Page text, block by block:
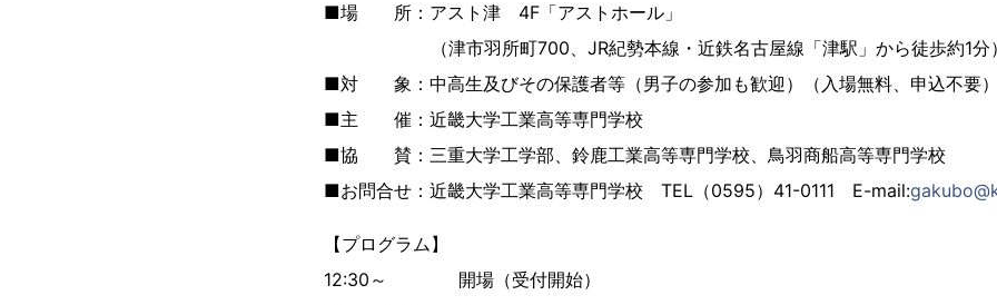
■場 所：アスト津 4F「アストホール」
（津市羽所町700、JR紀勢本線・近鉄名古屋線「津駅」から徒歩約1分）
■対 象：中高生及びその保護者等（男子の参加も歓迎）（入場無料、申込不要）
■主 催：近畿大学工業高等専門学校
■協 賛：三重大学工学部、鈴鹿工業高等専門学校、鳥羽商船高等専門学校
■お問合せ：近畿大学工業高等専門学校 TEL（0595）41-0111 E-mail:
【プログラム】
12:30～ 開場（受付開始）